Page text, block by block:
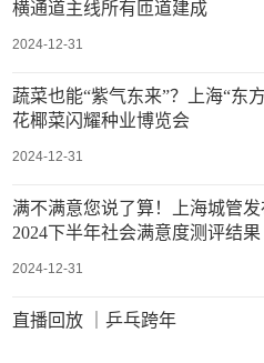
横通道主线所有匝道建成
2024-12-31
蔬菜也能“紫气东来”？上海“东
花椰菜闪耀种业博览会
2024-12-31
满不满意您说了算！上海城管发
2024下半年社会满意度测评结果
2024-12-31
直播回放 ｜乒乓跨年